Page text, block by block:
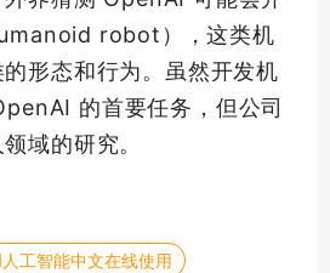
robot），这类机
形态和行为。虽然开发机
的首要任务，但公司
域的研究。
工智能中文在线使用